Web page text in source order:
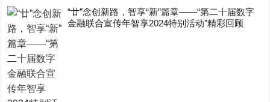
“廿”念创新路，智享“新”篇章——“第二十届数字
金融联合宣传年智享2024特别活动”精彩回顾